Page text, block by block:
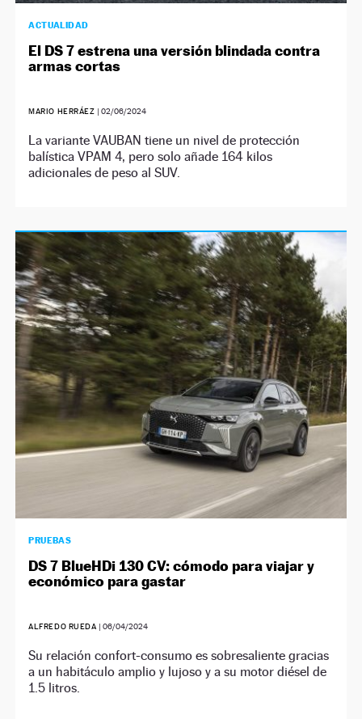
ACTUALIDAD
El DS 7 estrena una versión blindada contra
armas cortas
MARIO HERRÁEZ | 02/06/2024
La variante VAUBAN tiene un nivel de protección
balística VPAM 4, pero solo añade 164 kilos
adicionales de peso al SUV.
PRUEBAS
DS 7 BlueHDi 130 CV: cómodo para viajar y
económico para gastar
ALFREDO RUEDA | 06/04/2024
Su relación confort-consumo es sobresaliente gracias
a un habitáculo amplio y lujoso y a su motor diésel de
1.5 litros.